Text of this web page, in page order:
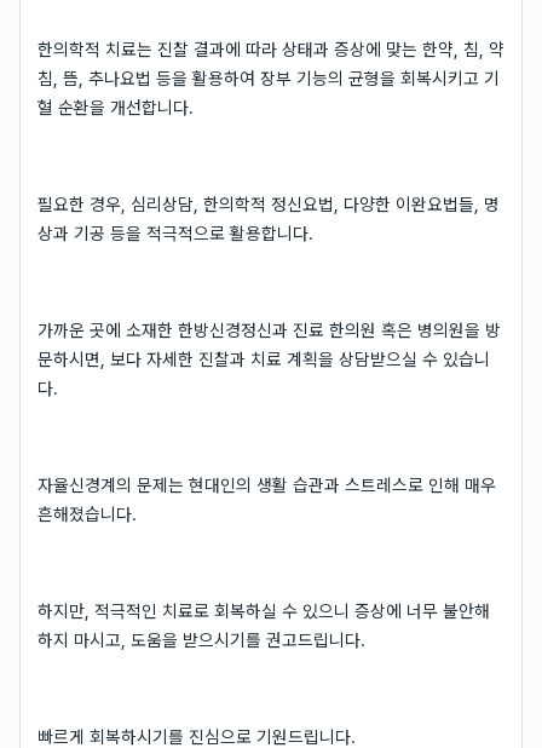
한의학적 치료는 진찰 결과에 따라 상태과 증상에 맞는 한약, 침, 약
침, 뜸, 추나요법 등을 활용하여 장부 기능의 균형을 회복시키고 기
혈 순환을 개선합니다.
필요한 경우, 심리상담, 한의학적 정신요법, 다양한 이완요법들, 명
상과 기공 등을 적극적으로 활용합니다.
가까운 곳에 소재한 한방신경정신과 진료 한의원 혹은 병의원을 방
문하시면, 보다 자세한 진찰과 치료 계획을 상담받으실 수 있습니
다.
자율신경계의 문제는 현대인의 생활 습관과 스트레스로 인해 매우
흔해졌습니다.
하지만, 적극적인 치료로 회복하실 수 있으니 증상에 너무 불안해
하지 마시고, 도움을 받으시기를 권고드립니다.
빠르게 회복하시기를 진심으로 기원드립니다.